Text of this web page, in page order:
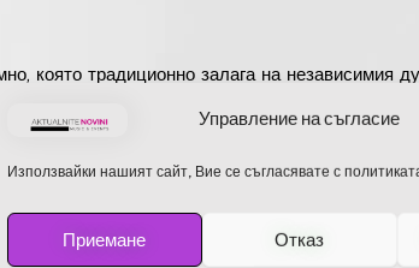
Управление на съгласие
Използвайки нашият сайт, Вие се съгласявате с
Приемане Отказ
която традиционно залага на независимия
P.I.F. и експерименталните Ho99o9, а
настъпи на 27 юли, когато легендарната
организиран от „Фест Тийм“ като част
за тежка музика у нас. Билетите вече са в
тридневни пасове, за да станат част от това